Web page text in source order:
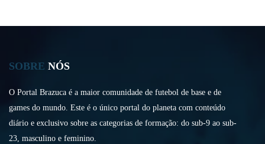
SOBRE NÓS
O Portal Brazuca é a maior comunidade de futebol de base e de
games do mundo. Este é o único portal do planeta com conteúdo
diário e exclusivo sobre as categorias de formação: do sub-9 ao sub-
23, masculino e feminino.